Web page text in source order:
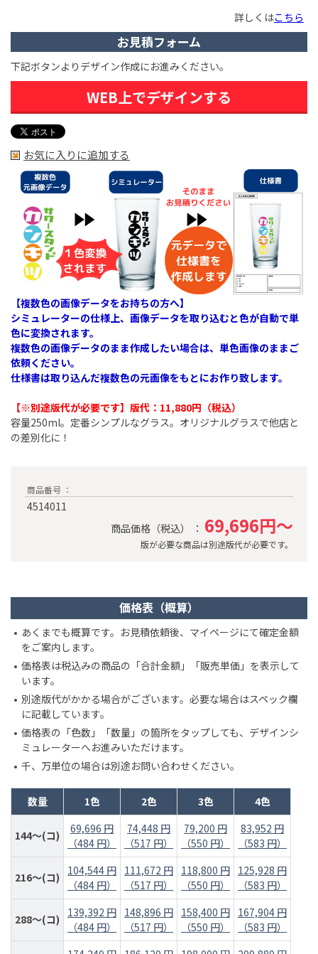
詳しくはこちら
お見積フォーム
下記ボタンよりデザイン作成にお進みください。
WEB上でデザインする
お気に入りに追加する
【複数色の画像データをお持ちの方へ】
シミュレーターの仕様上、画像データを取り込むと色が自動で単
色に変換されます。
複数色の画像データのまま作成したい場合は、単色画像のままご
依頼ください。
仕様書は取り込んだ複数色の元画像をもとにお作り致します。
【※別途版代が必要です】版代：11,880円（税込）​
容量250ml。定番シンプルなグラス。オリジナルグラスで他店と
の差別化に！
商品番号 ：
4514011
商品価格（税込） ： 69,696円～
版が必要な商品は別途版代が必要です。
価格表（概算）
あくまでも概算です。お見積依頼後、マイページにて確定金額
をご案内します。
価格表は税込みの商品の「合計金額」「販売単価」を表示して
います。
別途版代がかかる場合がございます。必要な場合はスペック欄
に記載しています。
価格表の「色数」「数量」の箇所をタップしても、デザインシ
ミュレーターへお進みいただけます。
千、万単位の場合は別途お問い合わせください。
数量 1色 2色 3色 4色
144～(コ)
69,696 円
（484 円）
74,448 円
（517 円）
79,200 円
（550 円）
83,952 円
（583 円）
216～(コ)
104,544 円
（484 円）
111,672 円
（517 円）
118,800 円
（550 円）
125,928 円
（583 円）
288～(コ)
139,392 円
（484 円）
148,896 円
（517 円）
158,400 円
（550 円）
167,904 円
（583 円）